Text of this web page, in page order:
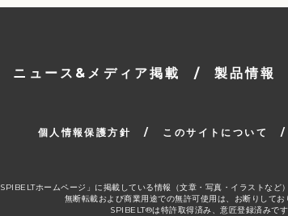
ニュース&メディア掲載 / 製品情報
個人情報保護方針 / このサイトについて /
SPIBELTホームページ」に掲載している情報（文章・写真・イラストな
無断転載および商業用途での無許可使用は、お断りして
SPIBELT®は特許取得済み、意匠登録済み